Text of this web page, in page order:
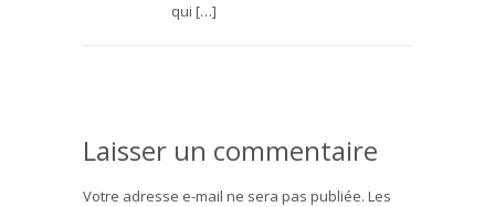
qui […]
Laisser un commentaire
Votre adresse e-mail ne sera pas publiée. Les